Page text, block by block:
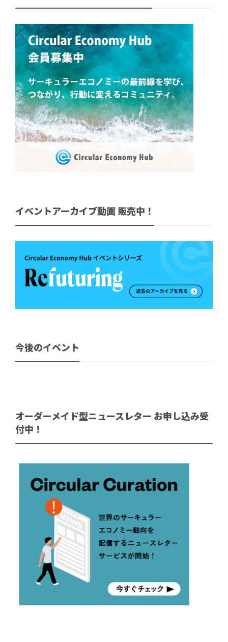
イベントアーカイブ動画 販売中！
今後のイベント
オーダーメイド型ニュースレター お申し込み受
付中！